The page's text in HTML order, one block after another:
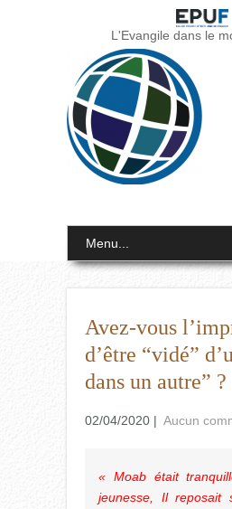
L'Evangile dans le
Menu...
Avez-vous
d’être “vidé”
dans un autre” ?
02/04/2020 | Aucun
« Moab était
jeunesse, Il